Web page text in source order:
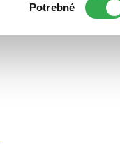
súhlasu
Potrebné